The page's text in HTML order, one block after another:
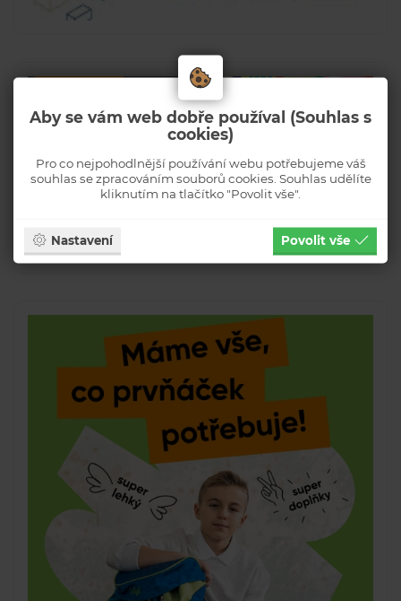
Aby se vám web dobře používal (Souhlas s
cookies)
Pro co nejpohodlnější používání webu potřebujeme váš
souhlas se zpracováním souborů cookies. Souhlas udělíte
kliknutím na tlačítko "Povolit vše".
Nastavení Povolit vše